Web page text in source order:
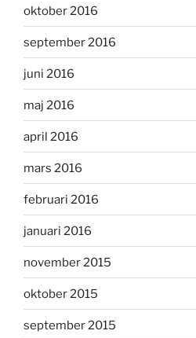
oktober 2016
september 2016
juni 2016
maj 2016
april 2016
mars 2016
februari 2016
januari 2016
november 2015
oktober 2015
september 2015